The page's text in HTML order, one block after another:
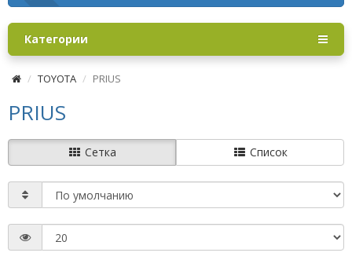
Категории
TOYOTA PRIUS
PRIUS
Сетка Список